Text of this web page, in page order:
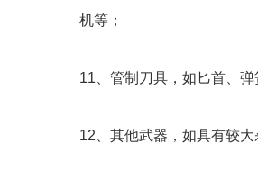
机等；
11、管制刀具，如匕首、
12、其他武器，如具有较